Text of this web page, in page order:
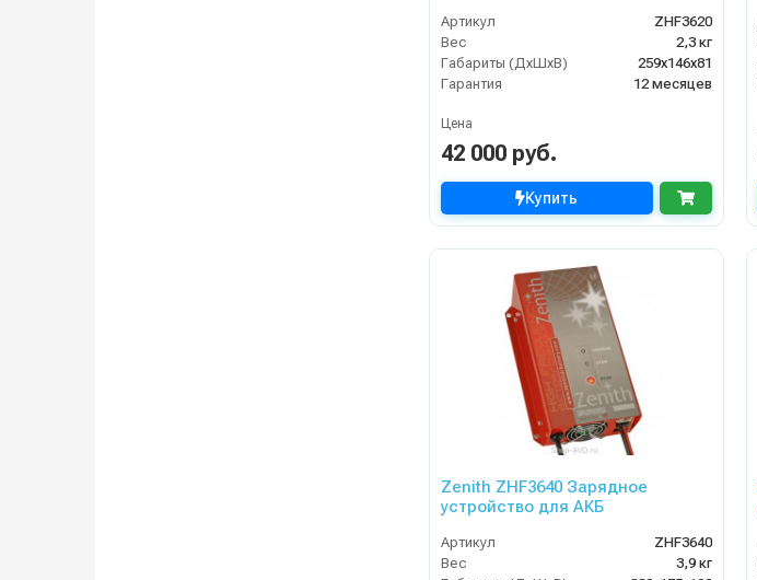
Артикул
ZHF3620
Вес
2,3 кг
Габариты (ДхШхВ)
259х146х81
Гарантия
12 месяцев
Цена
42 000 руб.
Купить
Zenith ZHF3640 Зарядное
устройство для АКБ
Артикул
ZHF3640
Вес
3,9 кг